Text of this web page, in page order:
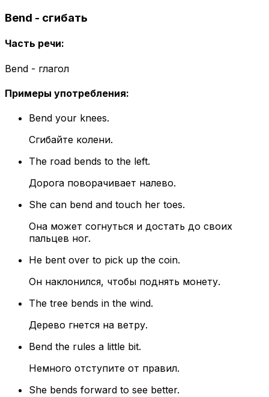
Bend - сгибать
Часть речи:
Bend - глагол
Примеры употребления:
Bend your knees.
Сгибайте колени.
The road bends to the left.
Дорога поворачивает налево.
She can bend and touch her toes.
Она может согнуться и достать до своих
пальцев ног.
He bent over to pick up the coin.
Он наклонился, чтобы поднять монету.
The tree bends in the wind.
Дерево гнется на ветру.
Bend the rules a little bit.
Немного отступите от правил.
She bends forward to see better.